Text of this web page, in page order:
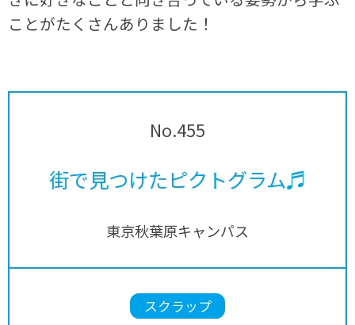
ことがたくさんありました！
No.455
街で見つけたピクトグラム♬
東京秋葉原キャンパス
スクラップ